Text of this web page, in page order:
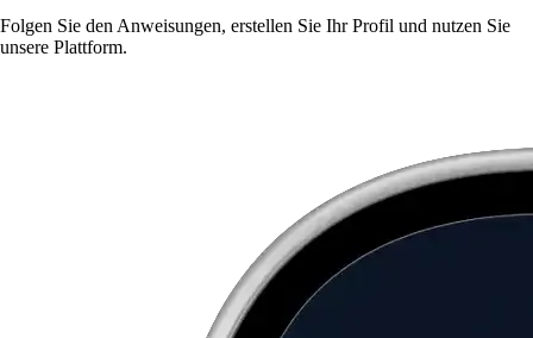
Folgen Sie den Anweisungen, erstellen Sie Ihr Profil und nutzen Sie
unsere Plattform.